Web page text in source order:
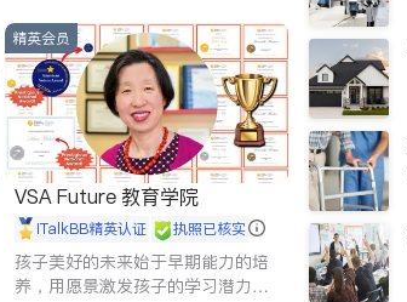
精英会员
VSA Future 教育学院
iTalkBB精英认证 执照已核实
孩子美好的未来始于早期能力的培
养，用愿景激发孩子的学习潜力和